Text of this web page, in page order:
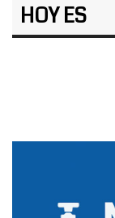
HOY ES